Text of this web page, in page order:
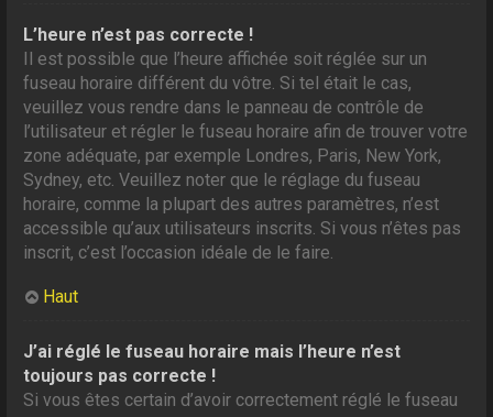
L’heure n’est pas correcte !
Il est possible que l’heure affichée soit réglée sur un
fuseau horaire différent du vôtre. Si tel était le cas,
veuillez vous rendre dans le panneau de contrôle de
l’utilisateur et régler le fuseau horaire afin de trouver votre
zone adéquate, par exemple Londres, Paris, New York,
Sydney, etc. Veuillez noter que le réglage du fuseau
horaire, comme la plupart des autres paramètres, n’est
accessible qu’aux utilisateurs inscrits. Si vous n’êtes pas
inscrit, c’est l’occasion idéale de le faire.
Haut
J’ai réglé le fuseau horaire mais l’heure n’est
toujours pas correcte !
Si vous êtes certain d’avoir correctement réglé le fuseau